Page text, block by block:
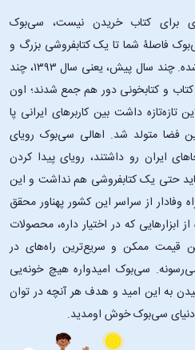
برای کتاب خریدن نیست، سی‌بوک
فاصلۀ شما تا یک کتابفروشی بزرگ و
پروپیمون تنها به اندازۀ یک کلیک شده. چند سال پیش، یعنی سال ۱۳۹۳، چند
و کتابخونی دور هم جمع شدند؛ اون‌
تازه‌تازه داشت بین کاربرهای ایرانی پا
متولد شد. اهالی سی‌بوک رویای
ایران رو داشتند، رویای پیدا کردن
حتی یک کتابفروشی هم نداشت و این
وفادار از سراسر این کشور پهناور محقق
ابزارهایی که در اختیار داره، محصولات
قیمت ممکن و سریع‌ترین راه‌های در
سی‌بوک امیدواره هیچ خونه‌یی
به این امید و هدف هر آنچه در توان
دنیای سی‌بوک خوش اومدید.